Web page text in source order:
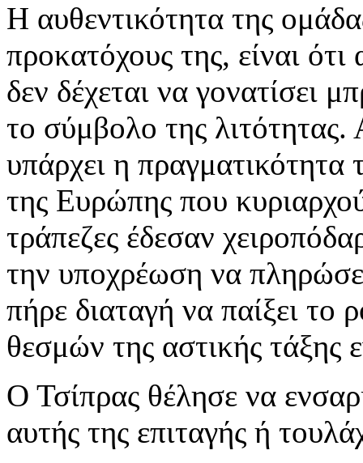
Η αυθεντικότητα της
προκατόχους της, είναι
δεν δέχεται να γονατίσει
το σύμβολο της
υπάρχει η πραγματικότητα
της Ευρώπης που
τράπεζες έδεσαν
την υποχρέωση να
πήρε διαταγή να παίξει
θεσμών της αστικής τάξης
Ο Τσίπρας θέλησε να
αυτής της επιταγής ή